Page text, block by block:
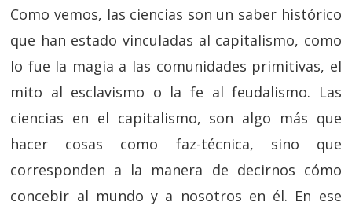
Como vemos, las ciencias son un saber histórico
que han estado vinculadas al capitalismo, como
lo fue la magia a las comunidades primitivas, el
mito al esclavismo o la fe al feudalismo. Las
ciencias en el capitalismo, son algo más que
hacer cosas como faz-técnica, sino que
corresponden a la manera de decirnos cómo
concebir al mundo y a nosotros en él. En ese